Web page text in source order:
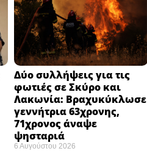
Δύο συλλήψεις για τις
φωτιές σε Σκύρο και
Λακωνία: Βραχυκύκλωσε
γεννήτρια 63χρονης,
71χρονος άναψε
ψησταριά
6 Αυγούστου 2026